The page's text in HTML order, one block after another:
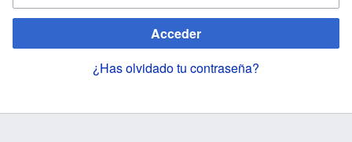
Acceder
¿Has olvidado tu contraseña?